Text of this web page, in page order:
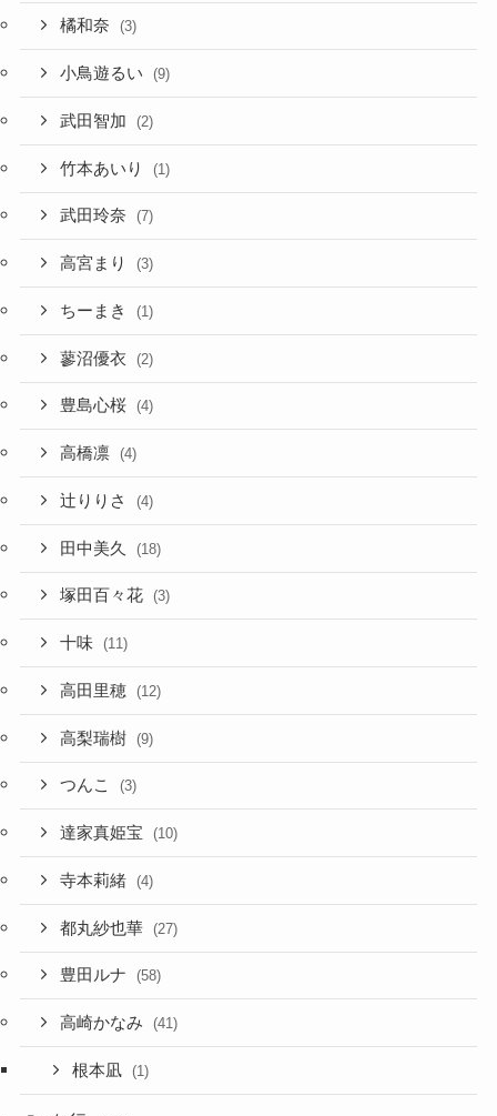
橘和奈 (3)
小鳥遊るい (9)
武田智加 (2)
竹本あいり (1)
武田玲奈 (7)
高宮まり (3)
ちーまき (1)
蓼沼優衣 (2)
豊島心桜 (4)
高橋凛 (4)
辻りりさ (4)
田中美久 (18)
塚田百々花 (3)
十味 (11)
高田里穂 (12)
高梨瑞樹 (9)
つんこ (3)
達家真姫宝 (10)
寺本莉緒 (4)
都丸紗也華 (27)
豊田ルナ (58)
高崎かなみ (41)
根本凪 (1)